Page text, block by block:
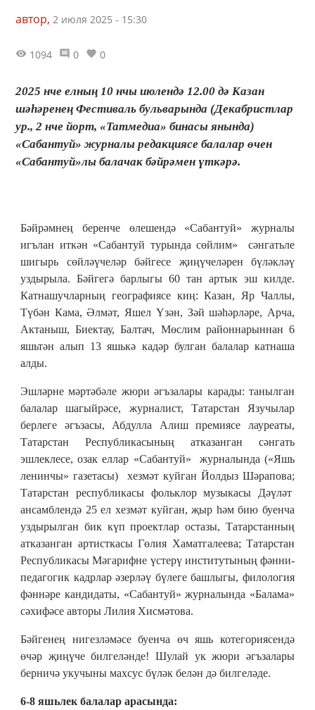
автор, 2 июля 2025 - 15:30
1094 0 0
2025 нче елның 10 нчы июлендә 12.00 дә Казан
шәһәренең Фестиваль бульварында (Декабристлар
ур., 2 нче йорт, «Татмедиа» бинасы янында)
«Сабантуй» журналы редакциясе балалар өчен
«Сабантуй»лы балачак бәйрәмен үткәрә.
Бәйрәмнең беренче өлешендә «Сабантуй» журналы
игълан иткән «Сабантуй турында сөйлим» сәнгатьле
шигырь сөйләүчеләр бәйгесе җиңүчеләрен бүләкләү
уздырыла. Бәйгегә барлыгы 60 тан артык эш килде.
Катнашучларның географиясе киң: Казан, Яр Чаллы,
Түбән Кама, Әлмәт, Яшел Үзән, Зәй шәһәрләре, Арча,
Актаныш, Биектау, Балтач, Мөслим районнарыннан 6
яшьтән алып 13 яшькә кадәр булган балалар катнаша
алды.
Эшләрне мәртәбәле жюри әгъзалары карады: танылган
балалар шагыйрәсе, журналист, Татарстан Язучылар
берлеге әгъзасы, Абдулла Алиш премиясе лауреаты,
Татарстан Республикасының атказанган сәнгать
эшлеклесе, озак еллар «Сабантуй» журналында («Яшь
ленинчы» газетасы) хезмәт куйган Йолдыз Шәрапова;
Татарстан республикасы фольклор музыкасы Дәүләт
ансамблендә 25 ел хезмәт куйган, җыр һәм бию буенча
уздырылган бик күп проектлар остазы, Татарстанның
атказанган артисткасы Гөлия Хаматгалеева; Татарстан
Республикасы Мәгарифне үстерү институтының фәнни-
педагогик кадрлар әзерләү бүлеге башлыгы, филология
фәннәре кандидаты, «Сабантуй» журналында «Балама»
сәхифәсе авторы Лилия Хисмәтова.
Бәйгенең нигезләмәсе буенча өч яшь котегориясендә
өчәр җиңүче билгеләнде! Шулай ук жюри әгъзалары
берничә укучыны махсус бүләк белән дә билгеләде.
6-8 яшьлек балалар арасында: